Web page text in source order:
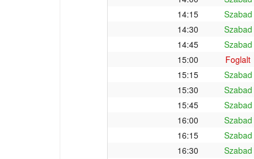
14:15
Szabad
14:30
Szabad
14:45
Szabad
15:00
Foglalt
15:15
Szabad
15:30
Szabad
15:45
Szabad
16:00
Szabad
16:15
Szabad
16:30
Szabad